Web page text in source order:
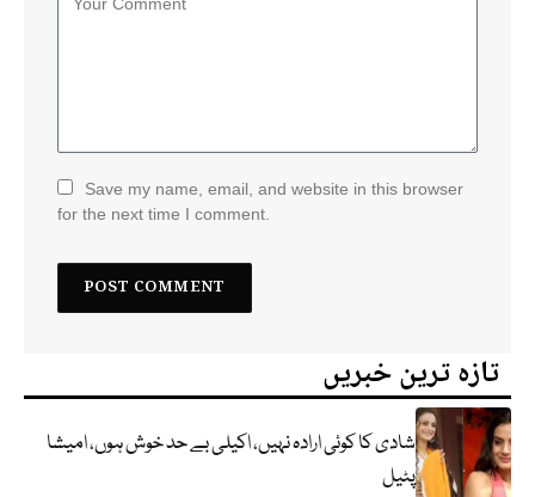
Save my name, email, and website in this browser
for the next time I comment.
تازہ ترین خبریں
شادی کا کوئی ارادہ نہیں، اکیلی بے حد خوش ہوں، امیشا
پٹیل